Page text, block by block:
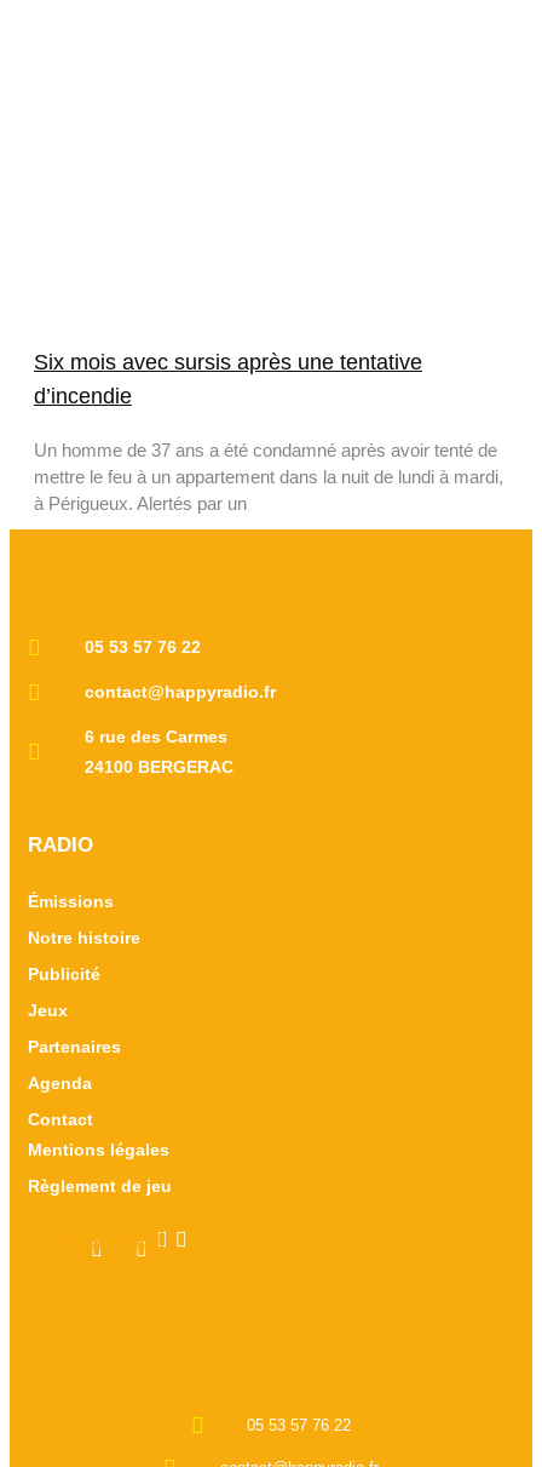
Six mois avec sursis après une tentative
d’incendie
Un homme de 37 ans a été condamné après avoir tenté de
mettre le feu à un appartement dans la nuit de lundi à mardi,
à Périgueux. Alertés par un
05 53 57 76 22
contact@happyradio.fr
6 rue des Carmes
24100 BERGERAC
RADIO
Émissions
Notre histoire
Publicité
Jeux
Partenaires
Agenda
Contact
Mentions légales
Règlement de jeu
Facebook-
f
Instagram
Linkedin
05 53 57 76 22